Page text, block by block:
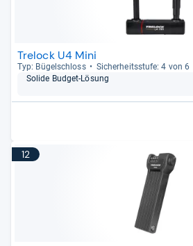
Trelock U4 Mini
Typ: Bügel­schloss Sicher­heits­stufe: 4 von 6
Solide Bud­get-​Lösung
12